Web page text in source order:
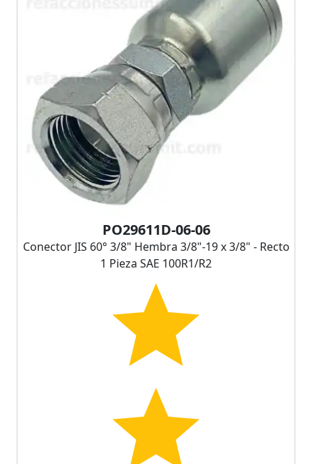
PO29611D-06-06
Conector JIS 60° 3/8" Hembra 3/8"-19 x 3/8" - Recto
1 Pieza SAE 100R1/R2